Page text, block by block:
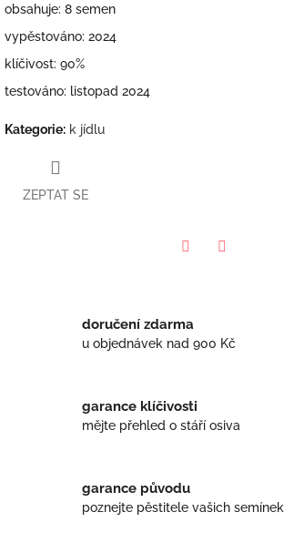
obsahuje: 8 semen
vypěstováno: 2024
klíčivost: 90%
testováno: listopad 2024
Kategorie: k jídlu
ZEPTAT SE
doručení zdarma
u objednávek nad 900 Kč
garance klíčivosti
mějte přehled o stáří osiva
garance původu
poznejte pěstitele vašich semínek